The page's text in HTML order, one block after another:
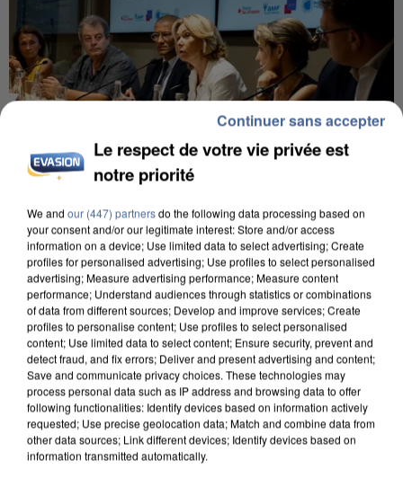
INCENDIES : L’ÎLE-DE-FRANCE LANCE UN ÉLAN
DE SOLIDARITÉ AVEC LES...
Le respect de votre vie privée est
notre priorité
We and our (447) partnersdo the following data processing based on
your consent and/or our legitimate interest: Store and/or access
information on a device; Use limited data to select advertising; Create
profiles for personalised advertising; Use profiles to select personalised
advertising; Measure advertising performance; Measure content
performance; Understand audiences through statistics or combinations
of data from different sources; Develop and improve services; Create
profiles to personalise content; Use profiles to select personalised
content; Use limited data to select content; Ensure security, prevent and
detect fraud, and fix errors; Deliver and present advertising and content;
Save and communicate privacy choices. These technologies may
process personal data such as IP address and browsing data to offer
following functionalities: Identify devices based on information actively
requested; Use precise geolocation data; Match and combine data from
other data sources; Link different devices; Identify devices based on
information transmitted automatically.
Continuer sans accepter